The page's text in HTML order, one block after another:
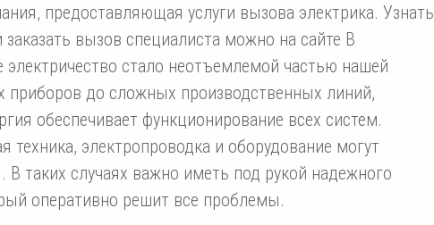
предоставляющая услуги вызова электрика. Узнать
заказать вызов специалиста можно на сайте В
стало неотъемлемой частью нашей
до сложных производственных линий,
обеспечивает функционирование всех систем.
техника, электропроводка и оборудование могут
В таких случаях важно иметь под рукой надежного
оперативно решит все проблемы.